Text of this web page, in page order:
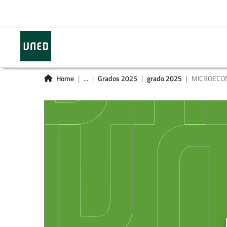
Home ... Grados 2025 grado 2025